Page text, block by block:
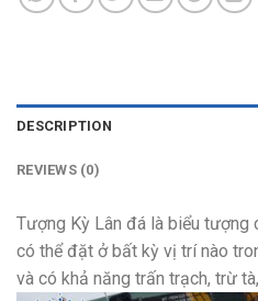
DESCRIPTION
REVIEWS (0)
Tượng Kỳ Lân đá là biểu tượng
có thể đặt ở bất kỳ vị trí nào
và có khả năng trấn trạch, trừ